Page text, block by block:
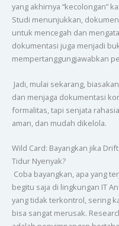
yang akhirnya “kecolongan”
Studi menunjukkan,
untuk mencegah dan
dokumentasi juga menjadi
mempertanggungjawabkan
Jadi, mulai sekarang,
dan menjaga dokumentasi
formalitas, tapi senjata
aman, dan mudah dikelola.
Wild Card: Bayangkan jika
Tidur Nyenyak?
Coba bayangkan, apa yang
begitu saja di lingkungan IT
yang tidak terkontrol, sering
bisa sangat merusak.